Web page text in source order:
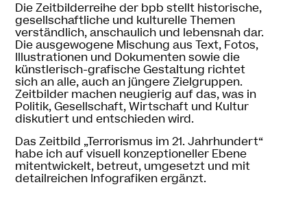
Die Zeitbilderreihe der bpb stellt historische,
gesellschaftliche und kulturelle Themen
verständlich, anschaulich und lebensnah dar.
Die ausgewogene Mischung aus Text, Fotos,
Illustrationen und Dokumenten sowie die
künstlerisch-grafische Gestaltung richtet
sich an alle, auch an jüngere Zielgruppen.
Zeitbilder machen neugierig auf das, was in
Politik, Gesellschaft, Wirtschaft und Kultur
diskutiert und entschieden wird.
Das Zeitbild „Terrorismus im 21. Jahrhundert“
habe ich auf visuell konzeptioneller Ebene
mitentwickelt, betreut, umgesetzt und mit
detailreichen Infografiken ergänzt.